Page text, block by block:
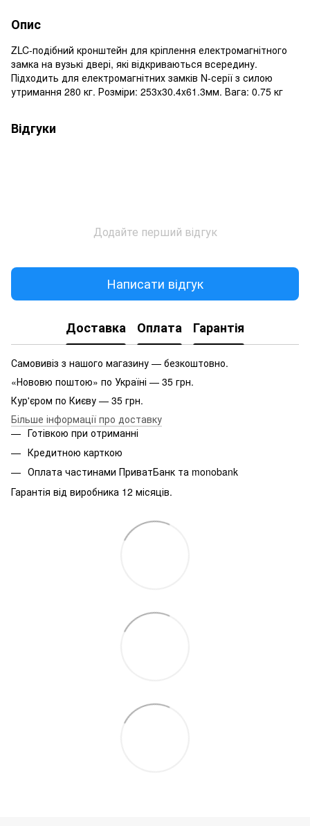
Опис
ZLC-подібний кронштейн для кріплення електромагнітного
замка на вузькі двері, які відкриваються всередину.
Підходить для електромагнітних замків N-серії з силою
утримання 280 кг. Розміри: 253x30.4x61.3мм. Вага: 0.75 кг
Відгуки
Додайте перший відгук
Написати відгук
Доставка Оплата Гарантія
Самовивіз з нашого магазину — безкоштовно.
«Нововю поштою» по Україні — 35 грн.
Кур'єром по Києву — 35 грн.
Більше інформації про доставку
Готівкою при отриманні
Кредитною карткою
Оплата частинами ПриватБанк та monobank
Гарантія від виробника 12 місяців.